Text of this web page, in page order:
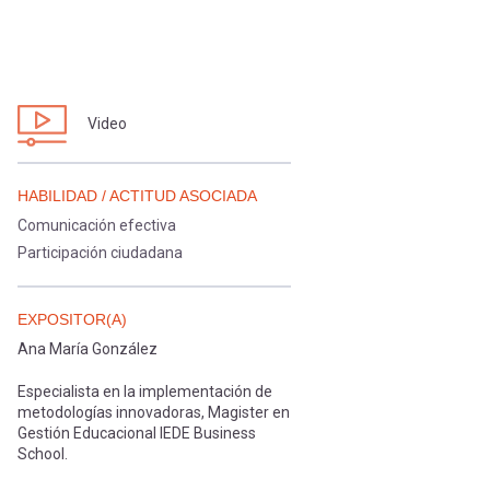
entrar
a
mi
cuenta
Video
HABILIDAD / ACTITUD ASOCIADA
Comunicación efectiva
Participación ciudadana
EXPOSITOR(A)
Ana María González
Especialista en la implementación de
metodologías innovadoras, Magister en
Gestión Educacional IEDE Business
School.